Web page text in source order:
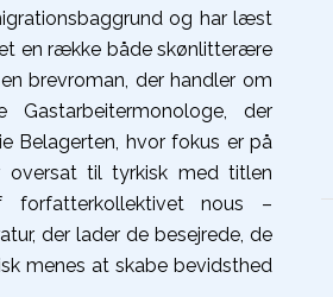
og har læst
en række både skønlitterære
brevroman, der handler om
der
Belagerten, hvor fokus er på
oversat til tyrkisk med titlen
forfatterkollektivet nous –
der lader de besejrede, de
menes at skabe bevidsthed